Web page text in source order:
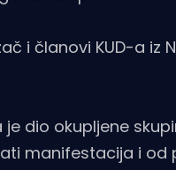
i članovi KUD-a iz
dio okupljene
manifestacija i od